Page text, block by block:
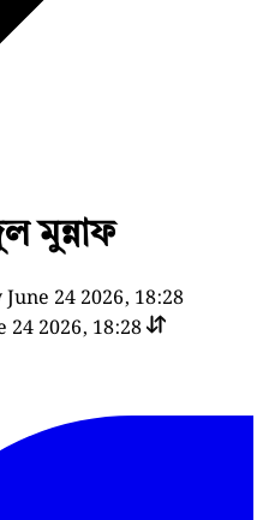
মুন্নাফ
24 2026, 18:28
24 2026, 18:28